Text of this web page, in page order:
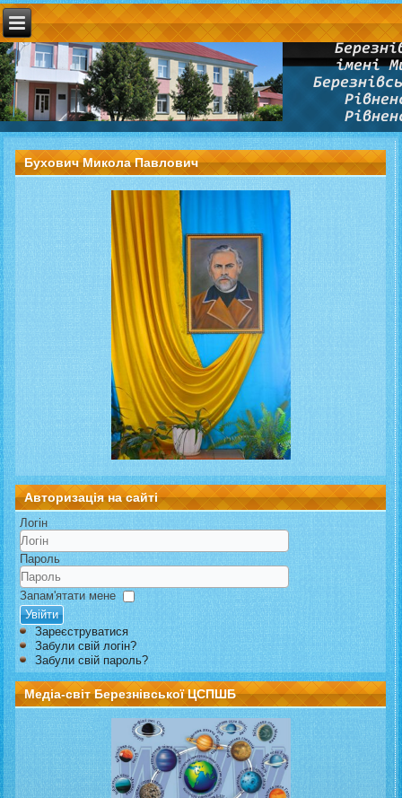
Бухович Микола Павлович
Авторизація на сайті
Логін
Пароль
Запам'ятати мене
Увійти
Зареєструватися
Забули свій логін?
Забули свій пароль?
Медіа-світ Березнівської ЦСПШБ